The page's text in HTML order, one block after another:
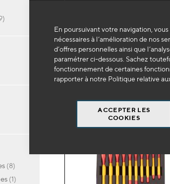
En poursuivant votre navigation,
nécessaires à l’amélioration de nos
d’offres personnelles ainsi que
paramétrer ci-dessous. Sachez
fonctionnement de certaines
rapporter à notre Politique relative
ACCEPTER LES
COOKIES
Coffret outils isolés 1000V
hybrides et électriques (27pcs)
399 HT
articles
8articles
1article